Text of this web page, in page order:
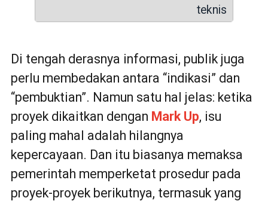
teknis
Di tengah derasnya informasi, publik juga
perlu membedakan antara “indikasi” dan
“pembuktian”. Namun satu hal jelas: ketika
proyek dikaitkan dengan Mark Up, isu
paling mahal adalah hilangnya
kepercayaan. Dan itu biasanya memaksa
pemerintah memperketat prosedur pada
proyek-proyek berikutnya, termasuk yang